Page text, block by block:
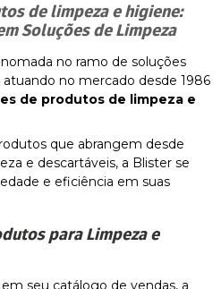
de limpeza e higiene:
Soluções de Limpeza
no ramo de soluções
no mercado desde 1986
de produtos de limpeza e
que abrangem desde
e descartáveis, a Blister se
e eficiência em suas
para Limpeza e
seu catálogo de vendas, a